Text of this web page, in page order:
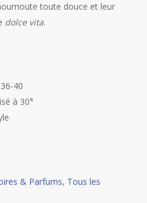
toute douce et leur
dolce vita.
40
à 30°
& Parfums, Tous les